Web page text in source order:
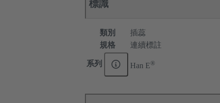
標識
類別
插蕊
規格
連續標註
系列 Han E®